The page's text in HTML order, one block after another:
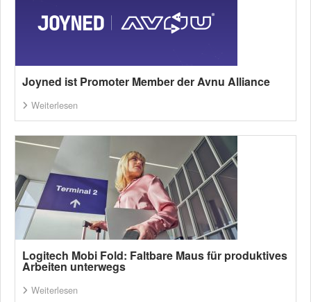
Joyned ist Promoter Member der Avnu Alliance
Weiterlesen
Logitech Mobi Fold: Faltbare Maus für produktives
Arbeiten unterwegs
Weiterlesen